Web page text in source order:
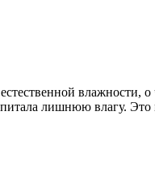
влажности,
лишнюю влагу.